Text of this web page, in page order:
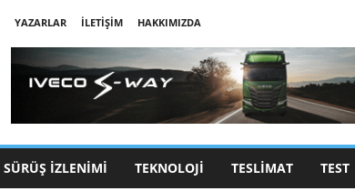
YAZARLAR İLETIŞIM
HAKKIMIZDA
SÜRÜŞ İZLENIMI TEKNOLOJI TESLIMAT TEST